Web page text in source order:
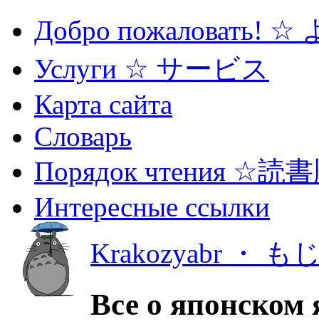
Добро пожаловать! ☆
Услуги ☆ サービス
Карта сайта
Словарь
Порядок чтения ☆読
Интересные ссылки
Krakozyabr ・ も
Все о японском